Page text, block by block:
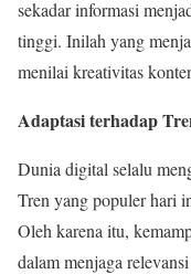
sekadar informasi
tinggi. Inilah yang
menilai kreativitas
Adaptasi terhadap
Dunia digital selalu
Tren yang populer hari
Oleh karena itu,
dalam menjaga